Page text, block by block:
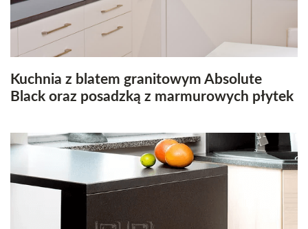
Kuchnia z blatem granitowym Absolute
Black oraz posadzką z marmurowych płytek